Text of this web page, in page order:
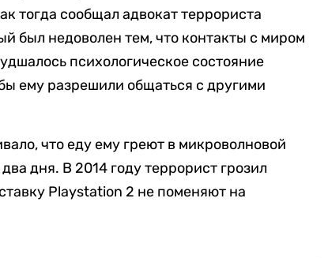
тогда сообщал адвокат террориста
был недоволен тем, что контакты с миром
психологическое состояние
ему разрешили общаться с другими
что еду ему греют в микроволновой
дня. В 2014 году террорист грозил
Playstation 2 не поменяют на